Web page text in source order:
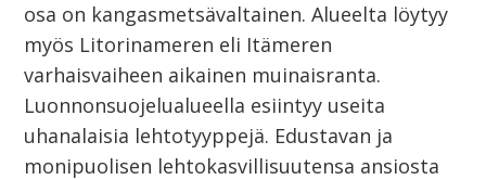
osa on kangasmetsävaltainen. Alueelta löytyy
myös Litorinameren eli Itämeren
varhaisvaiheen aikainen muinaisranta.
Luonnonsuojelualueella esiintyy useita
uhanalaisia lehtotyyppejä. Edustavan ja
monipuolisen lehtokasvillisuutensa ansiosta